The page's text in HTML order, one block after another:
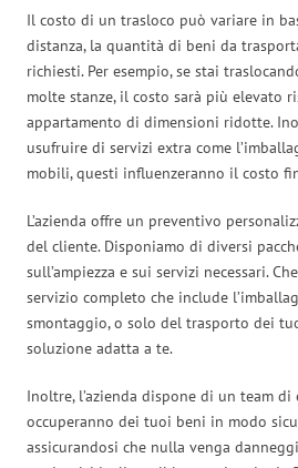
Il costo di un trasloco può variare in
distanza, la quantità di beni da
richiesti. Per esempio, se stai
molte stanze, il costo sarà più elevato
appartamento di dimensioni ridotte.
usufruire di servizi extra come
mobili, questi influenzeranno il costo
L’azienda offre un preventivo
del cliente. Disponiamo di diversi
sull’ampiezza e sui servizi necessari.
servizio completo che include
smontaggio, o solo del trasporto dei
soluzione adatta a te.
Inoltre, l’azienda dispone di un team
occuperanno dei tuoi beni in modo
assicurandosi che nulla venga